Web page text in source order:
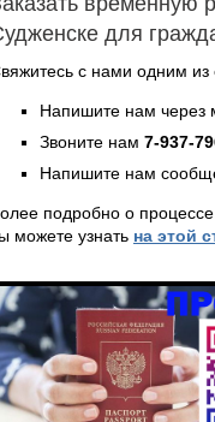
для
с нами одним
Напишите нам через
Звоните нам 7-937-
Напишите нам
подробно о
можете узнать на этой